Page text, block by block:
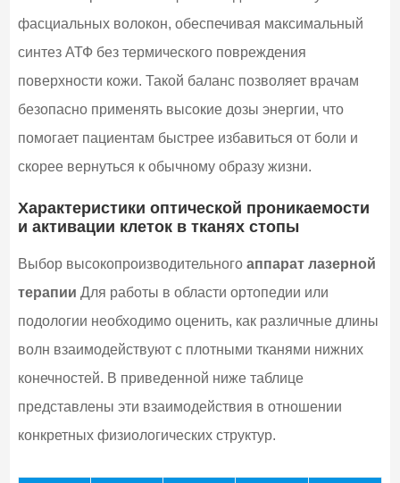
фасциальных волокон, обеспечивая максимальный
синтез АТФ без термического повреждения
поверхности кожи. Такой баланс позволяет врачам
безопасно применять высокие дозы энергии, что
помогает пациентам быстрее избавиться от боли и
скорее вернуться к обычному образу жизни.
Характеристики оптической проникаемости
и активации клеток в тканях стопы
Выбор высокопроизводительного аппарат лазерной
терапии Для работы в области ортопедии или
подологии необходимо оценить, как различные длины
волн взаимодействуют с плотными тканями нижних
конечностей. В приведенной ниже таблице
представлены эти взаимодействия в отношении
конкретных физиологических структур.